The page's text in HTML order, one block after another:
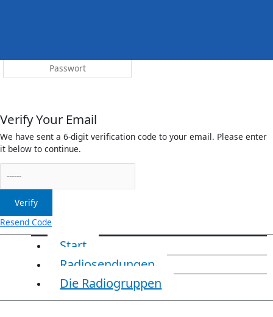
Verify Your Email
We have sent a 6-digit verification code to your email. Please enter
it below to continue.
Verify
Resend Code
Start
Radiosendungen
Die Radiogruppen